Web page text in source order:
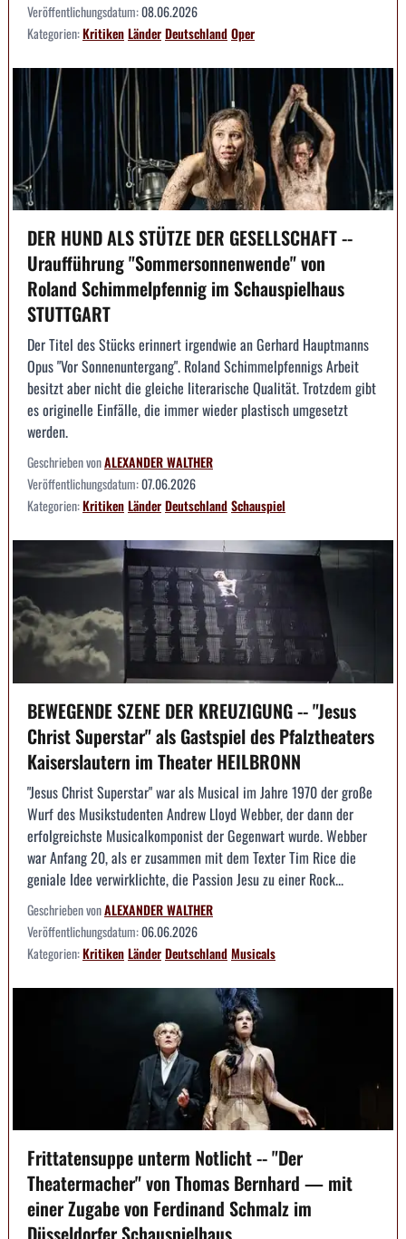
Veröffentlichungsdatum:08.06.2026
Kategorien:KritikenLänderDeutschlandOper
DER HUND ALS STÜTZE DER GESELLSCHAFT --
Uraufführung "Sommersonnenwende" von
Roland Schimmelpfennig im Schauspielhaus
STUTTGART
Der Titel des Stücks erinnert irgendwie an Gerhard Hauptmanns
Opus "Vor Sonnenuntergang". Roland Schimmelpfennigs Arbeit
besitzt aber nicht die gleiche literarische Qualität. Trotzdem gibt
es originelle Einfälle, die immer wieder plastisch umgesetzt
werden.
Geschrieben vonALEXANDER WALTHER
Veröffentlichungsdatum:07.06.2026
Kategorien:KritikenLänderDeutschlandSchauspiel
BEWEGENDE SZENE DER KREUZIGUNG -- "Jesus
Christ Superstar" als Gastspiel des Pfalztheaters
Kaiserslautern im Theater HEILBRONN
"Jesus Christ Superstar" war als Musical im Jahre 1970 der große
Wurf des Musikstudenten Andrew Lloyd Webber, der dann der
erfolgreichste Musicalkomponist der Gegenwart wurde. Webber
war Anfang 20, als er zusammen mit dem Texter Tim Rice die
geniale Idee verwirklichte, die Passion Jesu zu einer Rock...
Geschrieben vonALEXANDER WALTHER
Veröffentlichungsdatum:06.06.2026
Kategorien:KritikenLänderDeutschlandMusicals
Frittatensuppe unterm Notlicht -- "Der
Theatermacher" von Thomas Bernhard — mit
einer Zugabe von Ferdinand Schmalz im